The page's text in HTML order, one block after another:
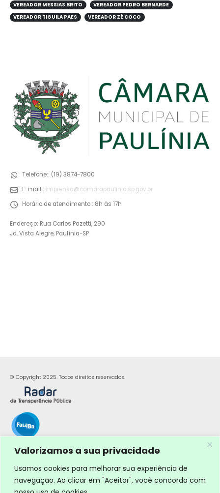
Valorizamos a sua privacidade
Usamos cookies para melhorar sua experiência de
navegação. Ao clicar em "Aceitar", você concorda com
VEREADOR MESSIAS BRITO
VEREADOR PEDRO BERNARDE
VEREADOR TIGUILA PAES
VEREADOR ZÉ COCO
Telefone:: (19) 3874-7800
E-mail:: imprensa@camarapaulinia.sp.gov.br
Horário de atendimento:: 8h às 17h
Endereço: Rua Carlos Pazetti, 290
Jd. Vista Alegre, Paulínia-SP
© Copyright 2025. Todos direitos reservados.